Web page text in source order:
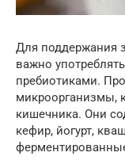
Для поддержания
важно
пребиотиками.
микроорганизмы,
кишечника. Они
кефир, йогурт,